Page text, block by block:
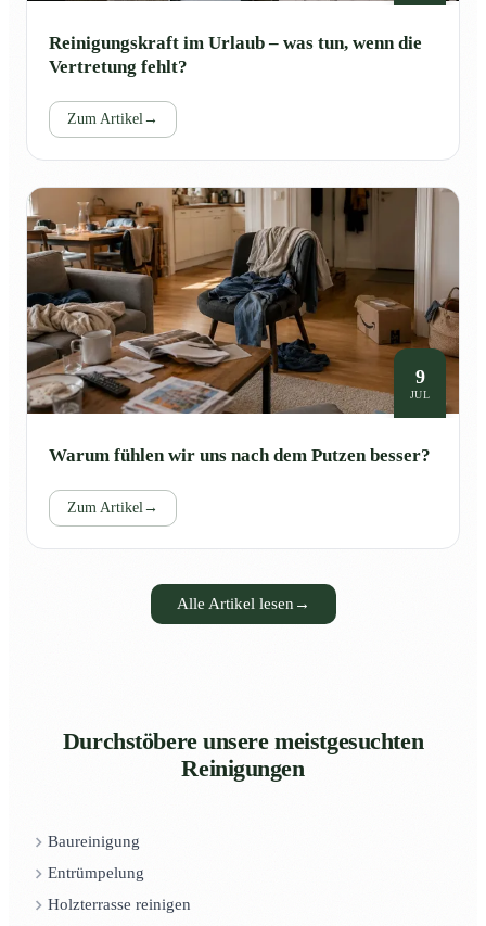
Reinigungskraft im Urlaub – was tun, wenn die
Vertretung fehlt?
Zum Artikel→
9
JUL
Warum fühlen wir uns nach dem Putzen besser?
Zum Artikel→
Alle Artikel lesen →
Durchstöbere unsere meistgesuchten
Reinigungen
Baureinigung
Entrümpelung
Holzterrasse reinigen